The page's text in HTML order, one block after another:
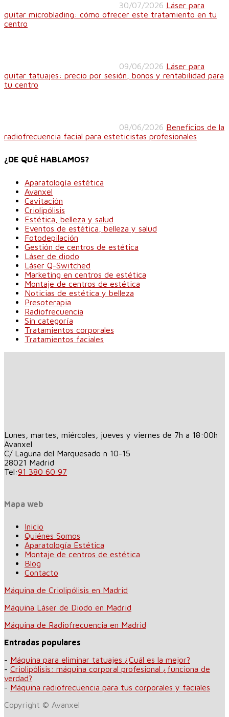
30/07/2026 Láser para
quitar microblading: cómo ofrecer este tratamiento en tu
centro
09/06/2026 Láser para
quitar tatuajes: precio por sesión, bonos y rentabilidad para
tu centro
08/06/2026 Beneficios de la
radiofrecuencia facial para esteticistas profesionales
¿DE QUÉ HABLAMOS?
Aparatología estética
Avanxel
Cavitación
Criolipólisis
Estética, belleza y salud
Eventos de estética, belleza y salud
Fotodepilación
Gestión de centros de estética
Láser de diodo
Láser Q-Switched
Marketing en centros de estética
Montaje de centros de estética
Noticias de estética y belleza
Presoterapia
Radiofrecuencia
Sin categoría
Tratamientos corporales
Tratamientos faciales
Lunes, martes, miércoles, jueves y viernes de 7h a 18:00h
Avanxel
C/ Laguna del Marquesado n 10-15
28021 Madrid
Tel:91 380 60 97
Mapa web
Inicio
Quiénes Somos
Aparatología Estética
Montaje de centros de estética
Blog
Contacto
Máquina de Criolipólisis en Madrid
Máquina Láser de Diodo en Madrid
Máquina de Radiofrecuencia en Madrid
Entradas populares
- Máquina para eliminar tatuajes ¿Cuál es la mejor?
- Criolipólisis: máquina corporal profesional ¿funciona de
verdad?
- Máquina radiofrecuencia para tus corporales y faciales
Copyright © Avanxel